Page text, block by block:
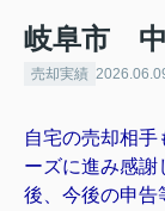
岐阜市
売却実績
自宅の売却相
ーズに進み感謝
後、今後の申告